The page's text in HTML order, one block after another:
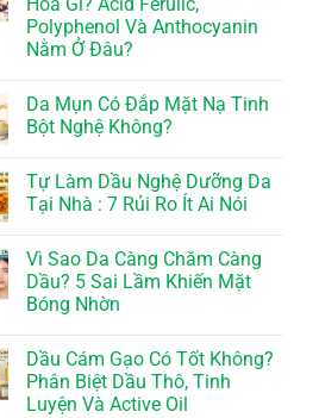
Polyphenol Và Anthocyanin
Nằm Ở Đâu?
Da Mụn Có Đắp Mặt Nạ Tinh
Bột Nghệ Không?
Tự Làm Dầu Nghệ Dưỡng Da
Tại Nhà : 7 Rủi Ro Ít Ai Nói
Vì Sao Da Càng Chăm Càng
Dầu? 5 Sai Lầm Khiến Mặt
Bóng Nhờn
Dầu Cám Gạo Có Tốt Không?
Phân Biệt Dầu Thô, Tinh
Luyện Và Active Oil